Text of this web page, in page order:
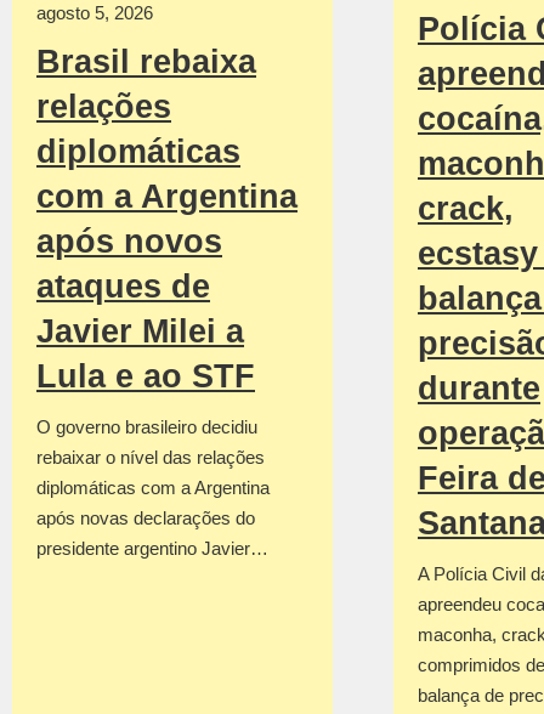
agosto 5, 2026
Brasil rebaixa
relações
diplomáticas
com a Argentina
após novos
ataques de
Javier Milei a
Lula e ao STF
O governo brasileiro decidiu
rebaixar o nível das relações
diplomáticas com a Argentina
após novas declarações do
presidente argentino Javier…
Polícia
crack,
ecstasy
durante
Feira
A Polícia Civil
apreendeu
maconha,
comprimidos
balança de